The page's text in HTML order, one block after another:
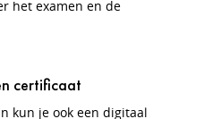
het examen en de
certificaat
kun je ook een digitaal